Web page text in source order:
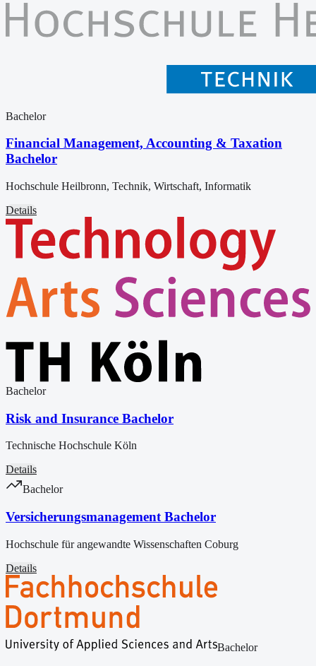
Bachelor
Financial Management, Accounting & Taxation
Bachelor
Hochschule Heilbronn, Technik, Wirtschaft, Informatik
Details
Bachelor
Risk and Insurance Bachelor
Technische Hochschule Köln
Details
Bachelor
Versicherungsmanagement Bachelor
Hochschule für angewandte Wissenschaften Coburg
Details
Bachelor